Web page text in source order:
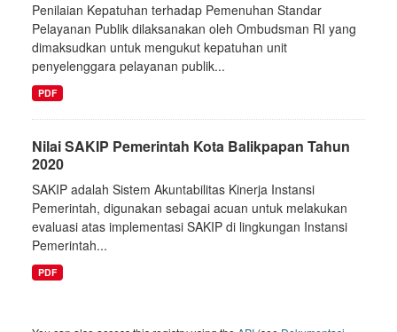
Penilaian Kepatuhan terhadap Pemenuhan Standar
Pelayanan Publik dilaksanakan oleh Ombudsman RI yang
dimaksudkan untuk mengukut kepatuhan unit
penyelenggara pelayanan publik...
PDF
Nilai SAKIP Pemerintah Kota Balikpapan Tahun
2020
SAKIP adalah Sistem Akuntabilitas Kinerja Instansi
Pemerintah, digunakan sebagai acuan untuk melakukan
evaluasi atas implementasi SAKIP di lingkungan Instansi
Pemerintah...
PDF